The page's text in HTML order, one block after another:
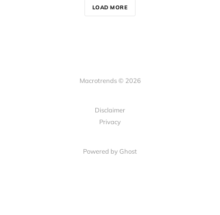
LOAD MORE
Macrotrends © 2026
Disclaimer
Privacy
Powered by Ghost